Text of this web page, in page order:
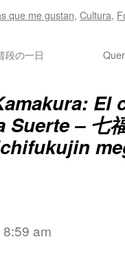
que me gustan, Cultura,
段の一日
El
Suerte – 七
am